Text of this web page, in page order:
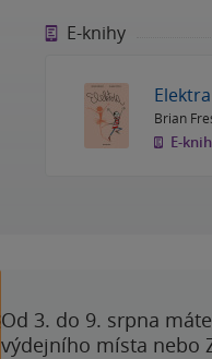
E-knihy
Elektra
Brian
E-
Od 3. do 9. srpna
výdejního místa nebo